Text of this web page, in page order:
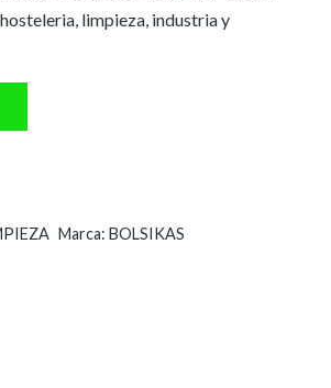
limpieza, industria y
Marca: BOLSIKAS